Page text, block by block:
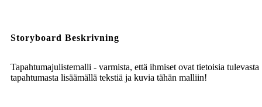
Storyboard Beskrivning
Tapahtumajulistemalli - varmista, että ihmiset ovat tietoisia tulevasta
tapahtumasta lisäämällä tekstiä ja kuvia tähän malliin!